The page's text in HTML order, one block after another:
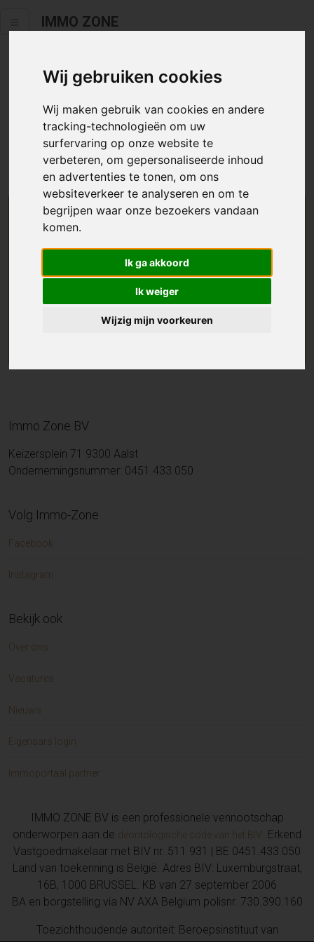
Wij gebruiken cookies
Wij maken gebruik van cookies en andere
tracking-technologieën om uw
surfervaring op onze website te
verbeteren, om gepersonaliseerde inhoud
en advertenties te tonen, om ons
websiteverkeer te analyseren en om te
begrijpen waar onze bezoekers vandaan
komen.
Ik ga akkoord
Ik weiger
Wijzig mijn voorkeuren
IMMO ZONE
Helaas staat dit zoekertje niet
meer online.
Neem zeker een kijkje in ons aanbod te koop
We helpen u graag zoeken
Maak hier een zoekprofiel aan en we houden u op
de hoogte van passend aanbod.
Immo Zone BV
Keizersplein 71 9300 Aalst
Ondernemingsnummer: 0451.433.050
Volg Immo-Zone
Facebook
Instagram
Bekijk ook
Over ons
Vacatures
Nieuws
Eigenaars login
Immoportaal partner
IMMO ZONE BV is een professionele vennootschap
onderworpen aan de deontologische code van het BIV. Erkend
Vastgoedmakelaar met BIV nr. 511 931 | BE 0451.433.050
Land van toekenning is België. Adres BIV: Luxemburgstraat,
16B, 1000 BRUSSEL. KB van 27 september 2006
BA en borgstelling via NV AXA Belgium polisnr. 730.390.160
Toezichthoudende autoriteit: Beroepsinstituut van